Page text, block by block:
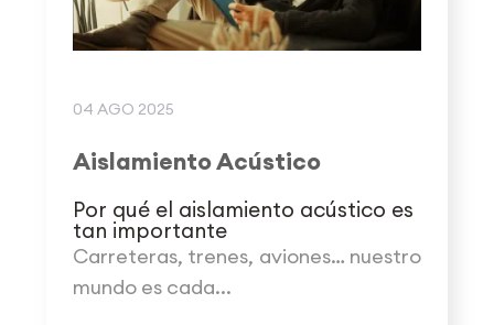
04 AGO 2025
Aislamiento Acústico
Por qué el aislamiento acústico es
tan importante
Carreteras, trenes, aviones… nuestro
mundo es cada...